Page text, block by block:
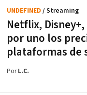
Netflix,
por uno los
plataformas de
UNDEFINED / Streaming
PorL.C.